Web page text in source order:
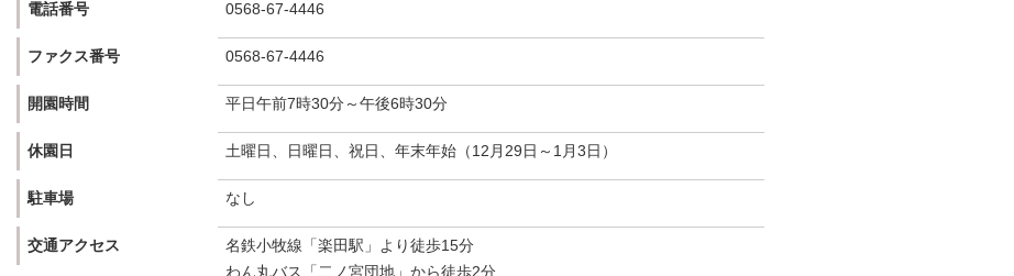
電話番号 0568-67-4446
ファクス番号 0568-67-4446
開園時間 平日午前7時30分～午後6時30分
休園日 土曜日、日曜日、祝日、年末年始（12月29日～1月3日）
駐車場 なし
交通アクセス
名鉄小牧線「楽田駅」より徒歩15分
わん丸バス「二ノ宮団地」から徒歩2分